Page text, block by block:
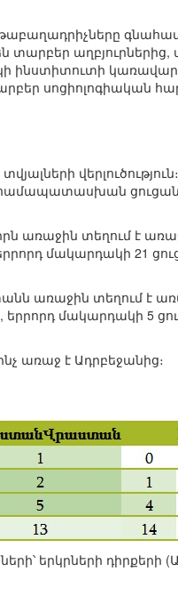
տարբեր աղբյուրներից,
ինստիտուտի
սոցիոլոգիական
առաջին տեղում է
մակարդակի 21
առաջին տեղում է
մակարդակի 5
առաջ է Ադրբեջանից։
երկրների դիրքերի